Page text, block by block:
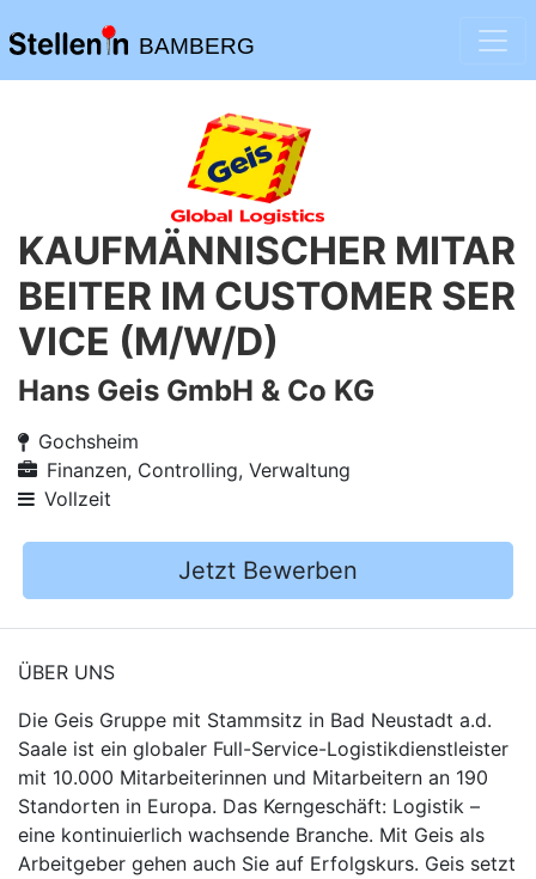
BAMBERG
KAUFMÄNNISCHER MITAR
BEITER IM CUSTOMER SER
VICE (M/W/D)
Hans Geis GmbH & Co KG
Gochsheim
Finanzen, Controlling, Verwaltung
Vollzeit
Jetzt Bewerben
ÜBER UNS
Die Geis Gruppe mit Stammsitz in Bad Neustadt a.d.
Saale ist ein globaler Full-Service-Logistikdienstleister
mit 10.000 Mitarbeiterinnen und Mitarbeitern an 190
Standorten in Europa. Das Kerngeschäft: Logistik –
eine kontinuierlich wachsende Branche. Mit Geis als
Arbeitgeber gehen auch Sie auf Erfolgskurs. Geis setzt